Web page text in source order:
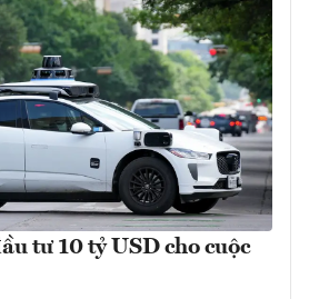
tư 10 tỷ USD cho cuộc